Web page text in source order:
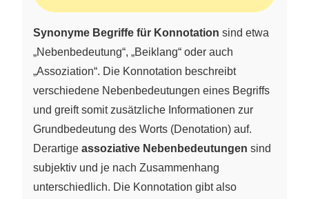
Synonyme Begriffe für Konnotation sind etwa
„Nebenbedeutung“, „Beiklang“ oder auch
„Assoziation“. Die Konnotation beschreibt
verschiedene Nebenbedeutungen eines Begriffs
und greift somit zusätzliche Informationen zur
Grundbedeutung des Worts (Denotation) auf.
Derartige assoziative Nebenbedeutungen sind
subjektiv und je nach Zusammenhang
unterschiedlich. Die Konnotation gibt also